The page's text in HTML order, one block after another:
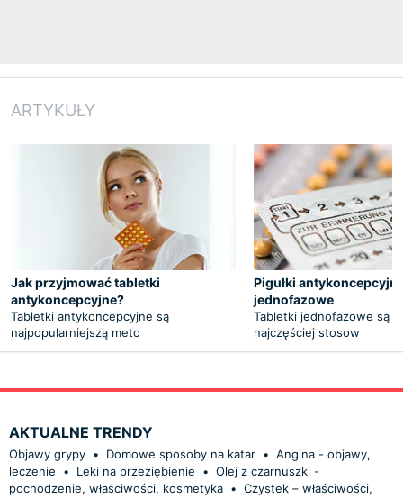
ARTYKUŁY
Jak przyjmować tabletki
antykoncepcyjne?
Tabletki antykoncepcyjne są
najpopularniejszą meto
Pigułki
jednofazowe
Tabletki jednofazowe są
najczęściej stosow
AKTUALNE TRENDY
Objawy grypy • Domowe sposoby na katar • Angina - objawy,
leczenie
• Leki na przeziębienie • Olej z czarnuszki -
pochodzenie, właściwości, kosmetyka • Czystek – właściwości,